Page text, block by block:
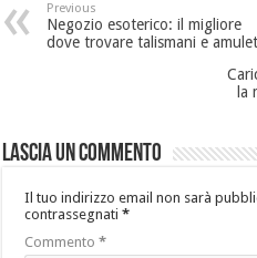
Previous
Negozio esoterico: il migliore
dove trovare talismani e
la
Lascia un commento
Il tuo indirizzo email non sarà
contrassegnati*
Commento*